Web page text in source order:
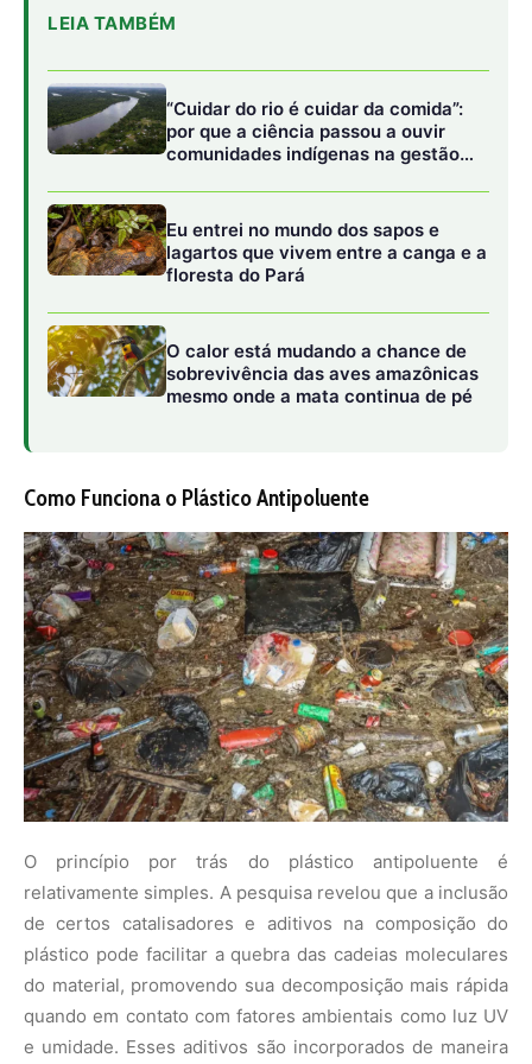
Como Funciona o Plástico Antipoluente
relativamente simples. A pesquisa revelou que a inclusão
de certos catalisadores e aditivos na composição do
plástico pode facilitar a quebra das cadeias moleculares
do material, promovendo sua decomposição mais rápida
quando em contato com fatores ambientais como luz UV
e umidade. Esses aditivos são incorporados de maneira
que não afetam as propriedades do plástico durante seu
ciclo de vida útil, mas que ativam um processo de
degradação acelerada após o descarte.
Benefícios Ambientais
A introdução deste plástico antipoluente pode trazer uma
série de benefícios para o meio ambiente: